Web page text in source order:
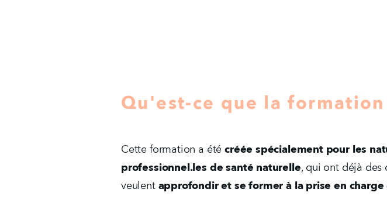
Qu'est-ce que la
Cette formation a été créée spécialement pour les
professionnel.les de santé naturelle, qui ont déjà des
veulent approfondir et se former à la prise en